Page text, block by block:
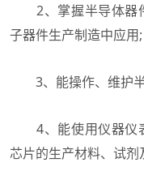
2、掌握半导体器
子器件生产制造中应用;
3、能操作、维护半
4、能使用仪器仪
芯片的生产材料、试剂